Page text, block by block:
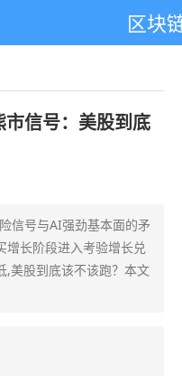
区块
信号：美股到底
信号与AI强劲基本面的矛
增长阶段进入考验增长兑
,美股到底该不该跑？本文